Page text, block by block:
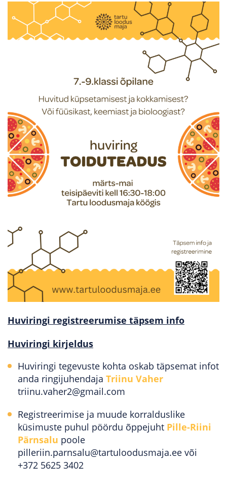
Huviringi registreerumise täpsem info
Huviringi kirjeldus
Huviringi tegevuste kohta oskab täpsemat infot
anda ringijuhendaja Triinu Vaher
triinu.vaher2@gmail.com
Registreerimise ja muude korralduslike
küsimuste puhul pöördu õppejuht Pille-Riini
Pärnsalu poole
pilleriin.parnsalu@tartuloodusmaja.ee või
+372 5625 3402